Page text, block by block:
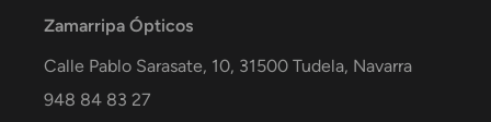
Zamarripa Ópticos
Calle Pablo Sarasate, 10, 31500 Tudela, Navarra
948 84 83 27